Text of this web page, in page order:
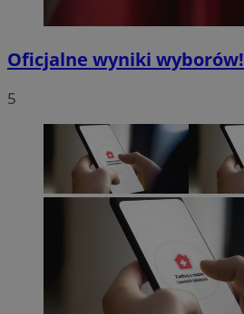
Oficjalne wyniki wyborów!
5